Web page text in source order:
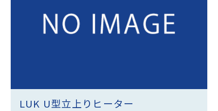
LUK U型立上りヒーター